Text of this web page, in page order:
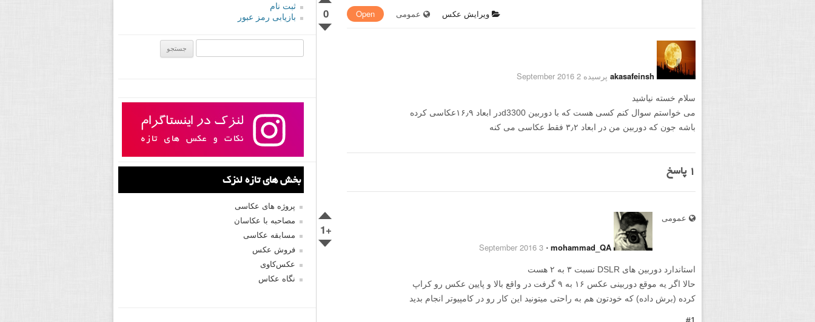
0 Open عمومی ویرایش عکس
akasafeinsh پرسیده 2 September 2016
سلام خسته نیاشید
می خواستم سوال کنم کسی هست که با دوربین d3300در ابعاد ۱۶٫۹عکاسی کرده
باشه جون که دوربین من در ابعاد ۳٫۲ فقط عکاسی می کنه
1 پاسخ
+1
عمومی
mohammad_QA
⋅
3 September 2016
استاندارد دوربین های DSLR نسبت ۳ به ۲ هست
حالا اگر یه موقع دوربینی عکس ۱۶ به ۹ گرفت در واقع بالا و پایین عکس رو کراپ
کرده (برش داده) که خودتون هم به راحتی میتونید این کار رو در کامپیوتر انجام بدید
ثبت نام
بازیابی رمز عبور
بخش های تازه لنزک
پروژه های عکاسی
مصاحبه با عکاسان
مسابقه عکاسی
فروش عکس
عکس‌کاوی
نگاه عکاس